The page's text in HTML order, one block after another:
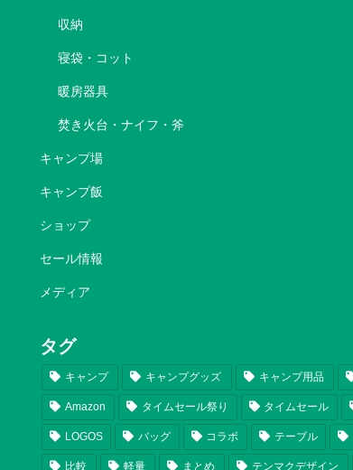
収納
寝袋・コット
暖房器具
焚き火台・ナイフ・斧
キャンプ場
キャンプ飯
ショップ
セール情報
メディア
タグ
キャンプ キャンプグッズ キャンプ用品
Amazon タイムセール祭り タイムセール
LOGOS バッグ コラボ テーブル
比較 軽量 まとめ テンマクデザイン